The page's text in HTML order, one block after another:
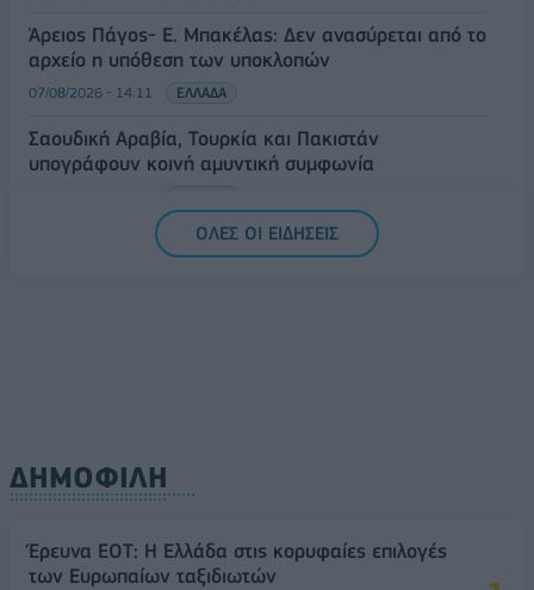
Άρειος Πάγος- Ε. Μπακέλας: Δεν ανασύρεται από το
αρχείο η υπόθεση των υποκλοπών
07/08/2026 - 14:11 ΕΛΛΑΔΑ
Σαουδική Αραβία, Τουρκία και Πακιστάν
υπογράφουν κοινή αμυντική συμφωνία
ΟΛΕΣ ΟΙ ΕΙΔΗΣΕΙΣ
ΔΗΜΟΦΙΛΗ
Έρευνα ΕΟΤ: Η Ελλάδα στις κορυφαίες επιλογές
των Ευρωπαίων ταξιδιωτών